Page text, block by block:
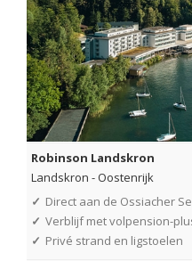
Robinson Landskron
Landskron -Oostenrijk
✓ Direct aan de Ossiacher
✓ Verblijf met volpension-
✓ Privé strand en ligstoelen